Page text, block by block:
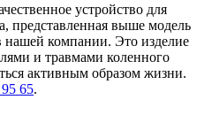
устройство для
представленная выше модель
нашей компании. Это изделие
и травмами коленного
активным образом жизни.
65.